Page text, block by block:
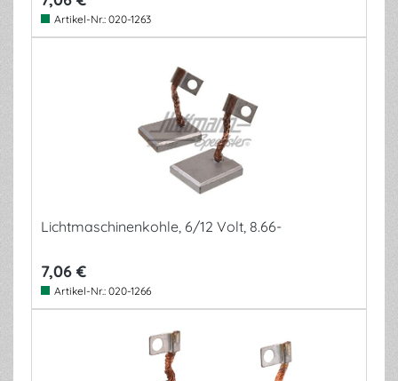
Artikel-Nr.: 020-1263
Lichtmaschinenkohle, 6/12 Volt, 8.66-
7,06 €
Artikel-Nr.: 020-1266